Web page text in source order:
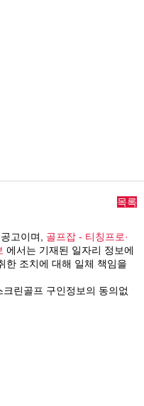
목록
고이며, 골프잡 - 티칭프로·
에서는 기재된 일자리 정보에
한 조치에 대해 일체 책임을
린골프 구인정보의 동의없